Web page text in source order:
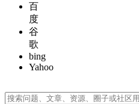
百
度
谷
歌
bing
Yahoo